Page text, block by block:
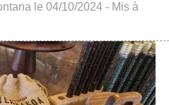
le 04/10/2024 - Mis à